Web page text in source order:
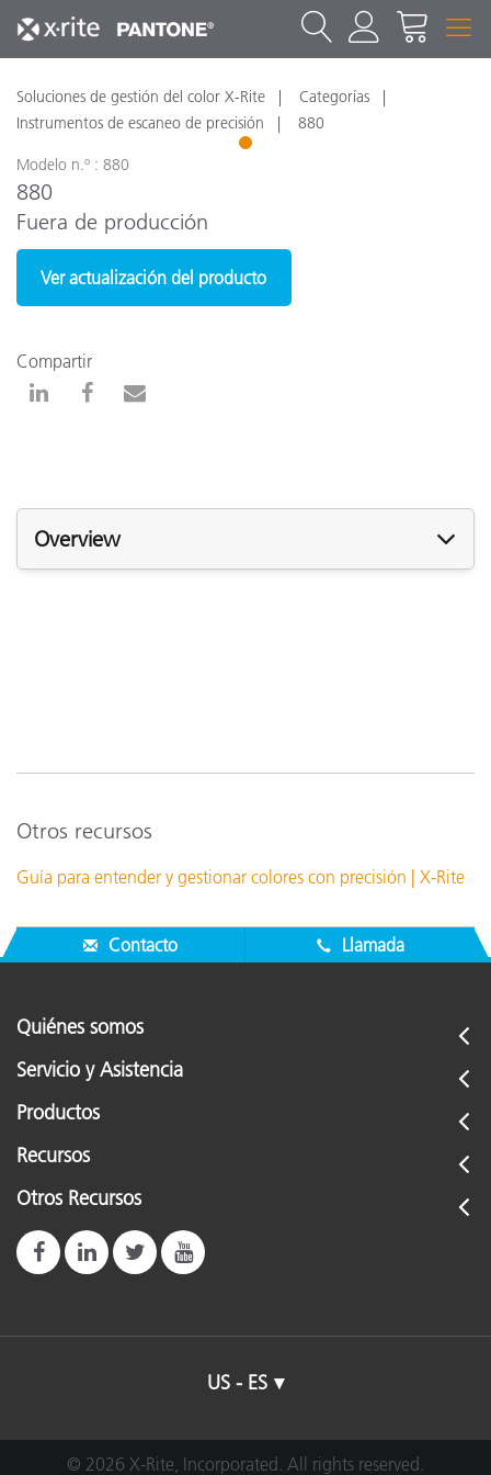
Soluciones de gestión del color X-Rite
Categorías
Instrumentos de escaneo de precisión
880
1
Modelo n.º : 880
880
Fuera de producción
Ver actualización del producto
Compartir
Overview
Otros recursos
Guía para entender y gestionar colores con precisión | X-Rite
Contacto Llamada
Quiénes somos
Servicio y Asistencia
Productos
Recursos
Otros Recursos
US - ES
© 2026 X-Rite, Incorporated. All rights reserved.